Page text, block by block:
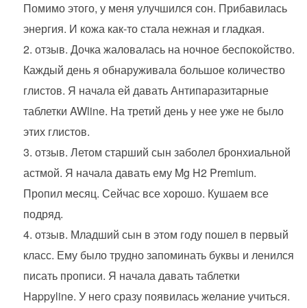
Помимо этого, у меня улучшился сон. Прибавилась
энергия. И кожа как-то стала нежная и гладкая.
отзыв. Дочка жаловалась на ночное беспокойство.
Каждый день я обнаруживала большое количество
глистов. Я начала ей давать Антипаразитарные
таблетки AWline. На третий день у нее уже не было
этих глистов.
отзыв. Летом старший сын заболел бронхиальной
астмой. Я начала давать ему Mg H2 Premium.
Пропил месяц. Сейчас все хорошо. Кушаем все
подряд.
отзыв. Младший сын в этом году пошел в первый
класс. Ему было трудно запоминать буквы и ленился
писать прописи. Я начала давать таблетки
Happyline. У него сразу появилась желание учиться.